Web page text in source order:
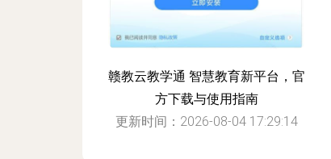
赣教云教学通 智慧教育新平台，官
方下载与使用指南
更新时间：2026-08-04 17:29:14